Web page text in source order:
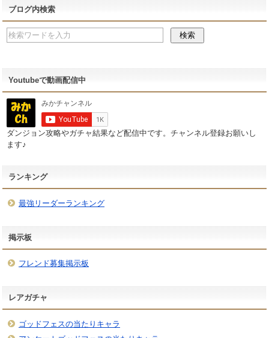
ブログ内検索
Youtubeで動画配信中
ダンジョン攻略やガチャ結果など配信中です。チャンネル登録お願いし
ます♪
ランキング
最強リーダーランキング
掲示板
フレンド募集掲示板
レアガチャ
ゴッドフェスの当たりキャラ